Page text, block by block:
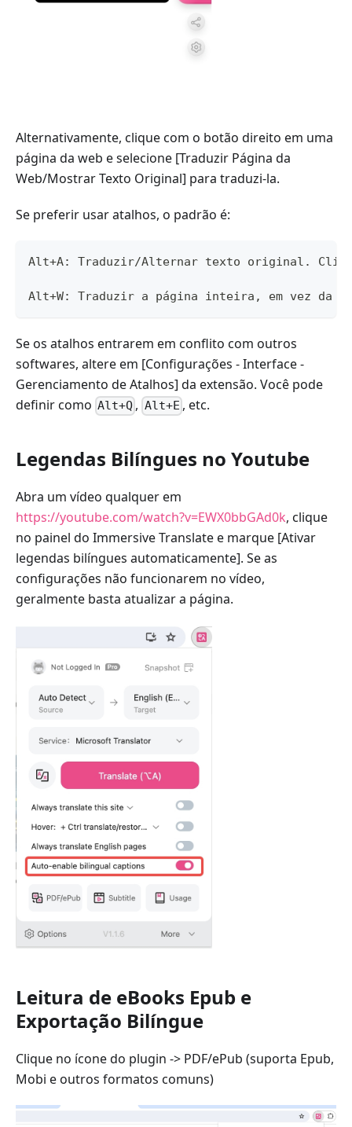
Alternativamente, clique com o botão direito em uma
página da web e selecione [Traduzir Página da
Web/Mostrar Texto Original] para traduzi-la.
Se preferir usar atalhos, o padrão é:
Alt+A: Traduzir/Alternar texto original.
Alt+W: Traduzir a página inteira, em vez da
Se os atalhos entrarem em conflito com outros
softwares, altere em [Configurações - Interface -
Gerenciamento de Atalhos] da extensão. Você pode
definir como Alt+Q , Alt+E , etc.
Legendas Bilíngues no Youtube
Abra um vídeo qualquer em
https://youtube.com/watch?v=EWX0bbGAd0k, clique
no painel do Immersive Translate e marque [Ativar
legendas bilíngues automaticamente]. Se as
configurações não funcionarem no vídeo,
geralmente basta atualizar a página.
Leitura de eBooks Epub e
Exportação Bilíngue
Clique no ícone do plugin -> PDF/ePub (suporta Epub,
Mobi e outros formatos comuns)